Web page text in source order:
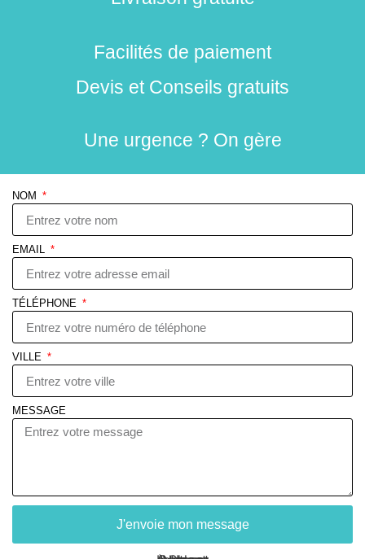
Facilités de paiement
Devis et Conseils gratuits
Une urgence ? On gère
NOM
EMAIL
TÉLÉPHONE
VILLE
MESSAGE
J'envoie mon message